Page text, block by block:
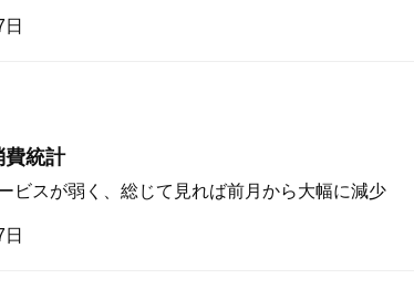
費統計
ビスが弱く、総じて見れば前月から大幅に減少